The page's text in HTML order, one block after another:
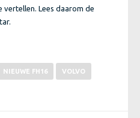
vertellen. Lees daarom de
NIEUWE FH16 VOLVO